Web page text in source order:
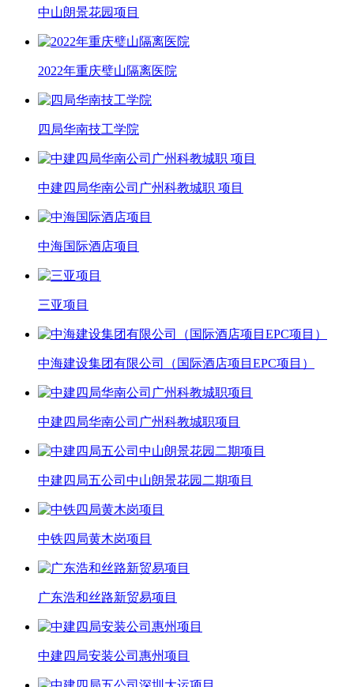
中山朗景花园项目
2022年重庆璧山隔离医院
四局华南技工学院
中建四局华南公司广州科教城职 项目
中海国际酒店项目
三亚项目
中海建设集团有限公司（国际酒店项目EPC项目）
中建四局华南公司广州科教城职项目
中建四局五公司中山朗景花园二期项目
中铁四局黄木岗项目
广东浩和丝路新贸易项目
中建四局安装公司惠州项目